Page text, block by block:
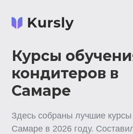
Курсы
кондитеров в
Самаре
Здесь собраны лучшие
Самаре в 2026 году.